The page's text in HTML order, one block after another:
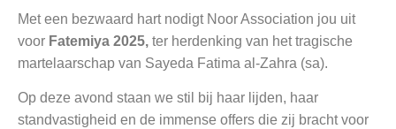
Met een bezwaard hart nodigt Noor Association jou uit
voor Fatemiya 2025, ter herdenking van het tragische
martelaarschap van Sayeda Fatima al-Zahra (sa).
Op deze avond staan we stil bij haar lijden, haar
standvastigheid en de immense offers die zij bracht voor